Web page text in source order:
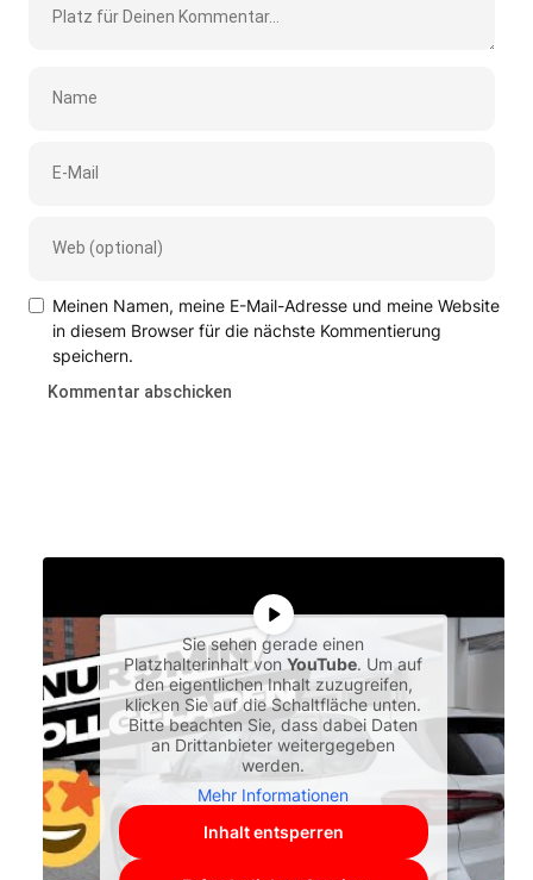
Meinen Namen, meine E-Mail-Adresse und meine Website
in diesem Browser für die nächste Kommentierung
speichern.
Sie sehen gerade einen
Platzhalterinhalt vonYouTube. Um auf
den eigentlichen Inhalt zuzugreifen,
klicken Sie auf die Schaltfläche unten.
Bitte beachten Sie, dass dabei Daten
an Drittanbieter weitergegeben
werden.
Mehr Informationen
Inhalt entsperren